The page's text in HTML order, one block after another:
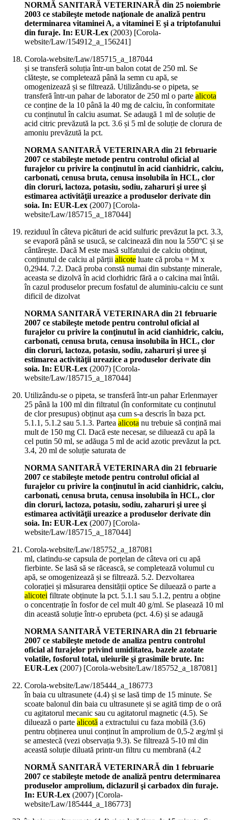
NORMĂ SANITARĂ VETERINARĂ din 25 noiembrie
2003 ce stabileşte metode naţionale de analiză pentru
determinarea vitaminei A, a vitaminei E şi a triptofanului
din furaje. In: EUR-Lex (2003) [Corola-
website/Law/154912_a_156241]
Corola-website/Law/185715_a_187044
și se transferă soluția într-un balon cotat de 250 ml. Se
clătește, se completează până la semn cu apă, se
omogenizează și se filtrează. Utilizându-se o pipeta, se
transferă într-un pahar de laborator de 250 ml o parte alicota
ce conține de la 10 până la 40 mg de calciu, în conformitate
cu conținutul în calciu asumat. Se adaugă 1 ml de soluție de
acid citric prevăzută la pct. 3.6 și 5 ml de soluție de clorura de
amoniu prevăzută la pct.
NORMA SANITARĂ VETERINARA din 21 februarie
2007 ce stabileşte metode pentru controlul oficial al
furajelor cu privire la conţinutul în acid cianhidric, calciu,
carbonati, cenusa bruta, cenusa insolubila în HCL, clor
din cloruri, lactoza, potasiu, sodiu, zaharuri şi uree şi
estimarea activităţii ureazice a produselor derivate din
soia. In: EUR-Lex (2007) [Corola-
website/Law/185715_a_187044]
reziduul în câteva picături de acid sulfuric prevăzut la pct. 3.3,
se evaporă până se usucă, se calcinează din nou la 550°C și se
cântărește. Dacă M este masă sulfatului de calciu obținut,
conținutul de calciu al părții alicote luate că proba = M x
0,2944. 7.2. Dacă proba constă numai din substanțe minerale,
aceasta se dizolvă în acid clorhidric fără a o calcina mai întâi.
în cazul produselor precum fosfatul de aluminiu-calciu ce sunt
dificil de dizolvat
NORMA SANITARĂ VETERINARA din 21 februarie
2007 ce stabileşte metode pentru controlul oficial al
furajelor cu privire la conţinutul în acid cianhidric, calciu,
carbonati, cenusa bruta, cenusa insolubila în HCL, clor
din cloruri, lactoza, potasiu, sodiu, zaharuri şi uree şi
estimarea activităţii ureazice a produselor derivate din
soia. In: EUR-Lex (2007) [Corola-
website/Law/185715_a_187044]
Utilizându-se o pipeta, se transferă într-un pahar Erlenmayer
25 până la 100 ml din filtratul (în conformitate cu conținutul
de clor presupus) obținut așa cum s-a descris în baza pct.
5.1.1, 5.1.2 sau 5.1.3. Partea alicota nu trebuie să conțină mai
mult de 150 mg Cl. Dacă este necesar, se diluează cu apă la
cel putin 50 ml, se adăuga 5 ml de acid azotic prevăzut la pct.
3.4, 20 ml de soluție saturata de
NORMA SANITARĂ VETERINARA din 21 februarie
2007 ce stabileşte metode pentru controlul oficial al
furajelor cu privire la conţinutul în acid cianhidric, calciu,
carbonati, cenusa bruta, cenusa insolubila în HCL, clor
din cloruri, lactoza, potasiu, sodiu, zaharuri şi uree şi
estimarea activităţii ureazice a produselor derivate din
soia. In: EUR-Lex (2007) [Corola-
website/Law/185715_a_187044]
Corola-website/Law/185752_a_187081
ml, clatindu-se capsula de porțelan de câteva ori cu apă
fierbinte. Se lasă să se răcească, se completează volumul cu
apă, se omogenizează și se filtrează. 5.2. Dezvoltarea
colorației și măsurarea densității optice Se diluează o parte a
alicotei filtrate obținute la pct. 5.1.1 sau 5.1.2, pentru a obține
o concentrație în fosfor de cel mult 40 g/ml. Se plasează 10 ml
din această soluție într-o eprubeta (pct. 4.6) și se adaugă
NORMA SANITARĂ VETERINARA din 21 februarie
2007 ce stabileşte metode de analiza pentru controlul
oficial al furajelor privind umiditatea, bazele azotate
volatile, fosforul total, uleiurile şi grasimile brute. In:
EUR-Lex (2007) [Corola-website/Law/185752_a_187081]
Corola-website/Law/185444_a_186773
în baia cu ultrasunete (4.4) și se lasă timp de 15 minute. Se
scoate balonul din baia cu ultrasunete și se agită timp de o oră
cu agitatorul mecanic sau cu agitatorul magnetic (4.5). Se
diluează o parte alicotă a extractului cu faza mobilă (3.6)
pentru obținerea unui conținut în amprolium de 0,5-2 æg/ml și
se amestecă (vezi observația 9.3). Se filtrează 5-10 ml din
această soluție diluată printr-un filtru cu membrană (4.2
NORMĂ SANITARĂ VETERINARĂ din 1 februarie
2007 ce stabileşte metode de analiză pentru determinarea
produselor amprolium, diclazuril şi carbadox din furaje.
In: EUR-Lex (2007) [Corola-
website/Law/185444_a_186773]